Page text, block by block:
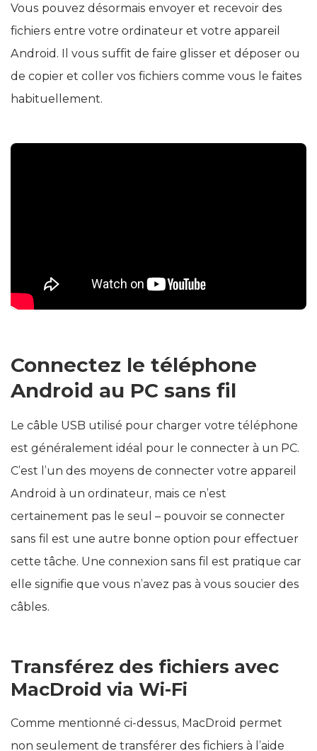
Vous pouvez désormais envoyer et recevoir des
fichiers entre votre ordinateur et votre appareil
Android. Il vous suffit de faire glisser et déposer ou
de copier et coller vos fichiers comme vous le faites
habituellement.
Connectez le téléphone
Android au PC sans fil
Le câble USB utilisé pour charger votre téléphone
est généralement idéal pour le connecter à un PC.
C’est l’un des moyens de connecter votre appareil
Android à un ordinateur, mais ce n’est
certainement pas le seul – pouvoir se connecter
sans fil est une autre bonne option pour effectuer
cette tâche. Une connexion sans fil est pratique car
elle signifie que vous n’avez pas à vous soucier des
câbles.
Transférez des fichiers avec
MacDroid via Wi-Fi
Comme mentionné ci-dessus, MacDroid permet
non seulement de transférer des fichiers à l’aide